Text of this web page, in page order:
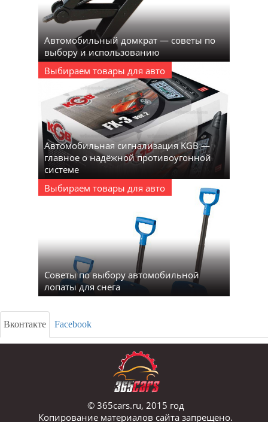
Автомобильный домкрат — советы по
выбору и использованию
Выбираем товары для авто
Автомобильная сигнализация KGB —
главное о надёжной противоугонной
системе
Выбираем товары для авто
Советы по выбору автомобильной
лопаты для снега
Вконтакте Facebook
© 365cars.ru, 2015 год
Копирование материалов сайта запрещено.